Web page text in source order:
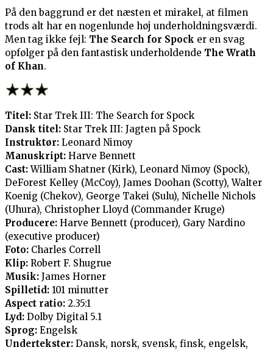
På den baggrund er det næsten et mirakel, at filmen
trods alt har en nogenlunde høj underholdningsværdi.
Men tag ikke fejl: The Search for Spock er en svag
opfølger på den fantastisk underholdende The Wrath
of Khan.
Titel: Star Trek III: The Search for Spock
Dansk titel: Star Trek III: Jagten på Spock
Instruktør: Leonard Nimoy
Manuskript: Harve Bennett
Cast:William Shatner (Kirk), Leonard Nimoy (Spock),
DeForest Kelley (McCoy), James Doohan (Scotty), Walter
Koenig (Chekov), George Takei (Sulu), Nichelle Nichols
(Uhura), Christopher Lloyd (Commander Kruge)
Producere: Harve Bennett (producer), Gary Nardino
(executive producer)
Foto: Charles Correll
Klip: Robert F. Shugrue
Musik: James Horner
Spilletid: 101 minutter
Aspect ratio: 2.35:1
Lyd: Dolby Digital 5.1
Sprog: Engelsk
Undertekster: Dansk, norsk, svensk, finsk, engelsk,